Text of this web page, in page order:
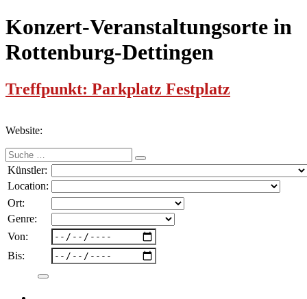
Konzert-Veranstaltungsorte in
Rottenburg-Dettingen
Treffpunkt: Parkplatz Festplatz
Website:
Suche
nach:
Künstler:
Location:
Ort:
Genre:
Von:
Bis: